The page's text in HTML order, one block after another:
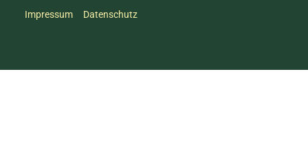
Impressum Datenschutz